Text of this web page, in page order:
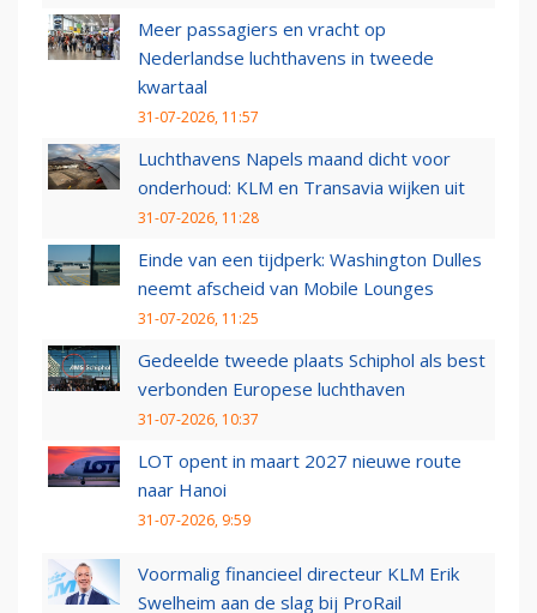
Meer passagiers en vracht op
Nederlandse luchthavens in tweede
kwartaal
31-07-2026, 11:57
Luchthavens Napels maand dicht voor
onderhoud: KLM en Transavia wijken uit
31-07-2026, 11:28
Einde van een tijdperk: Washington Dulles
neemt afscheid van Mobile Lounges
31-07-2026, 11:25
Gedeelde tweede plaats Schiphol als best
verbonden Europese luchthaven
31-07-2026, 10:37
LOT opent in maart 2027 nieuwe route
naar Hanoi
31-07-2026, 9:59
Voormalig financieel directeur KLM Erik
Swelheim aan de slag bij ProRail